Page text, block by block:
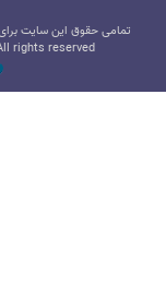
تمامی حقوق این سایت
rights reserved